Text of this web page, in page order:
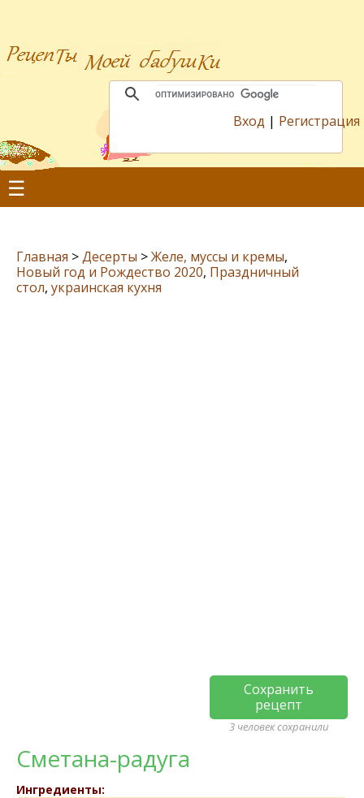
Вход | Регистрация
☰
Главная >Десерты >Желе, муссы и кремы,
Новый год и Рождество 2020, Праздничный
стол, украинская кухня
Сохранить
рецепт
3 человек сохранили
Сметана-радуга
Ингредиенты: